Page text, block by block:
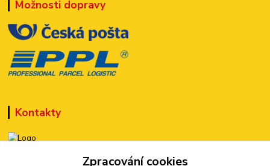
Možnosti dopravy
Kontakty
+420 777 899 301Zpracování cookies